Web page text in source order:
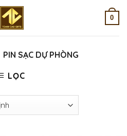
0
PIN SẠC DỰ PHÒNG
LỌC